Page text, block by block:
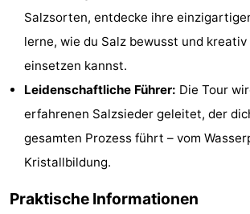
Blick
Zeeland
Village
Zeeuwse
Kust
Zonnedorp
-
Hof
van
Zimmer
(mit
Lastminutes
Salzsorten, entdecke ihre
lerne, wie du Salz bewusst und kreativ
einsetzen kannst.
Leidenschaftliche Führer: Die Tour
erfahrenen Salzsieder geleitet, der
gesamten Prozess führt – vom
Kristallbildung.
Praktische Informationen